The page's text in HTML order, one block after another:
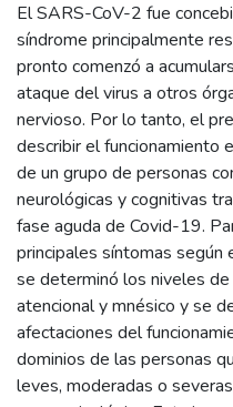
El SARS-CoV-2 fue
síndrome principalmente
pronto comenzó a
ataque del virus a otros
nervioso. Por lo tanto, el
describir el funcionamiento
de un grupo de personas
neurológicas y cognitivas
fase aguda de Covid-19.
principales síntomas según
se determinó los niveles
atencional y mnésico y se
afectaciones del
dominios de las personas
leves, moderadas o